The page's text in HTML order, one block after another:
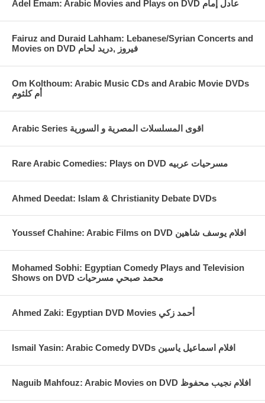
Fairuz and Duraid Lahham: Lebanese/Syrian Concerts and
Movies on DVD فيروز ,دريد لحام
Om Kolthoum: Arabic Music CDs and Arabic Movie DVDs
أم كلثوم
Arabic Series اقوى المسلسلات المصرية و السورية
Rare Arabic Comedies: Plays on DVD مسرحيات عربيه
Ahmed Deedat: Islam & Christianity Debate DVDs
Youssef Chahine: Arabic Films on DVD افلام يوسف شاهين
Mohamed Sobhi: Egyptian Comedy Plays and Television
Shows on DVD محمد صبحي مسرحيات
Ahmed Zaki: Egyptian DVD Movies أحمد زكي
Ismail Yasin: Arabic Comedy DVDs افلام اسماعيل ياسين
Naguib Mahfouz: Arabic Movies on DVD افلام نجيب محفوظ